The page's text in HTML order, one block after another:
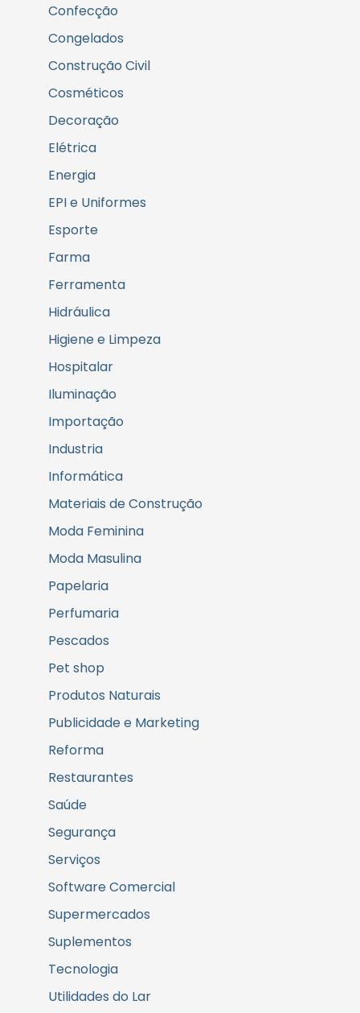
Confecção
Congelados
Construção Civil
Cosméticos
Decoração
Elétrica
Energia
EPI e Uniformes
Esporte
Farma
Ferramenta
Hidráulica
Higiene e Limpeza
Hospitalar
Iluminação
Importação
Industria
Informática
Materiais de Construção
Moda Feminina
Moda Masulina
Papelaria
Perfumaria
Pescados
Pet shop
Produtos Naturais
Publicidade e Marketing
Reforma
Restaurantes
Saúde
Segurança
Serviços
Software Comercial
Supermercados
Suplementos
Tecnologia
Utilidades do Lar